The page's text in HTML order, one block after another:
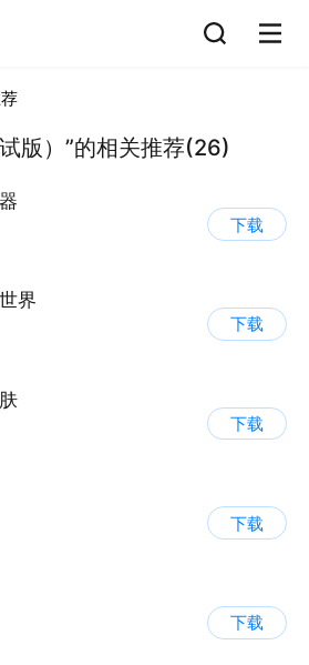
版）”的相关推荐(26)
下载
界
下载
下载
下载
下载